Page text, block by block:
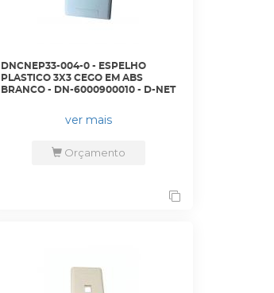
DNCNEP33-004-0 - ESPELHO
PLASTICO 3X3 CEGO EM ABS
BRANCO - DN-6000900010 - D-NET
ver mais
Orçamento